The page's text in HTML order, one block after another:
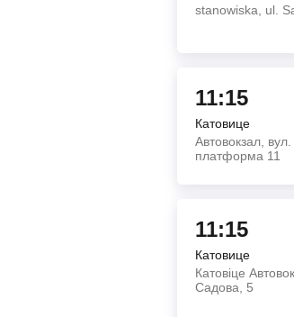
stanowiska, ul.
11:15
Катовице
Автовокзал,
платформа 11
11:15
Катовице
Катовіце
Садова, 5